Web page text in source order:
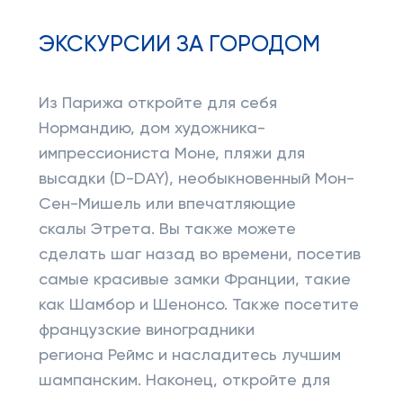
ЭКСКУРСИИ ЗА ГОРОДОМ
Из Парижа откройте для себя
Нормандию, дом художника-
импрессиониста Моне, пляжи для
высадки (D-DAY), необыкновенный Мон-
Сен-Мишель или впечатляющие
скалы Этрета. Вы также можете
сделать шаг назад во времени, посетив
самые красивые замки Франции, такие
как Шамбор и Шенонсо. Также посетите
французские виноградники
региона Реймс и насладитесь лучшим
шампанским. Наконец, откройте для